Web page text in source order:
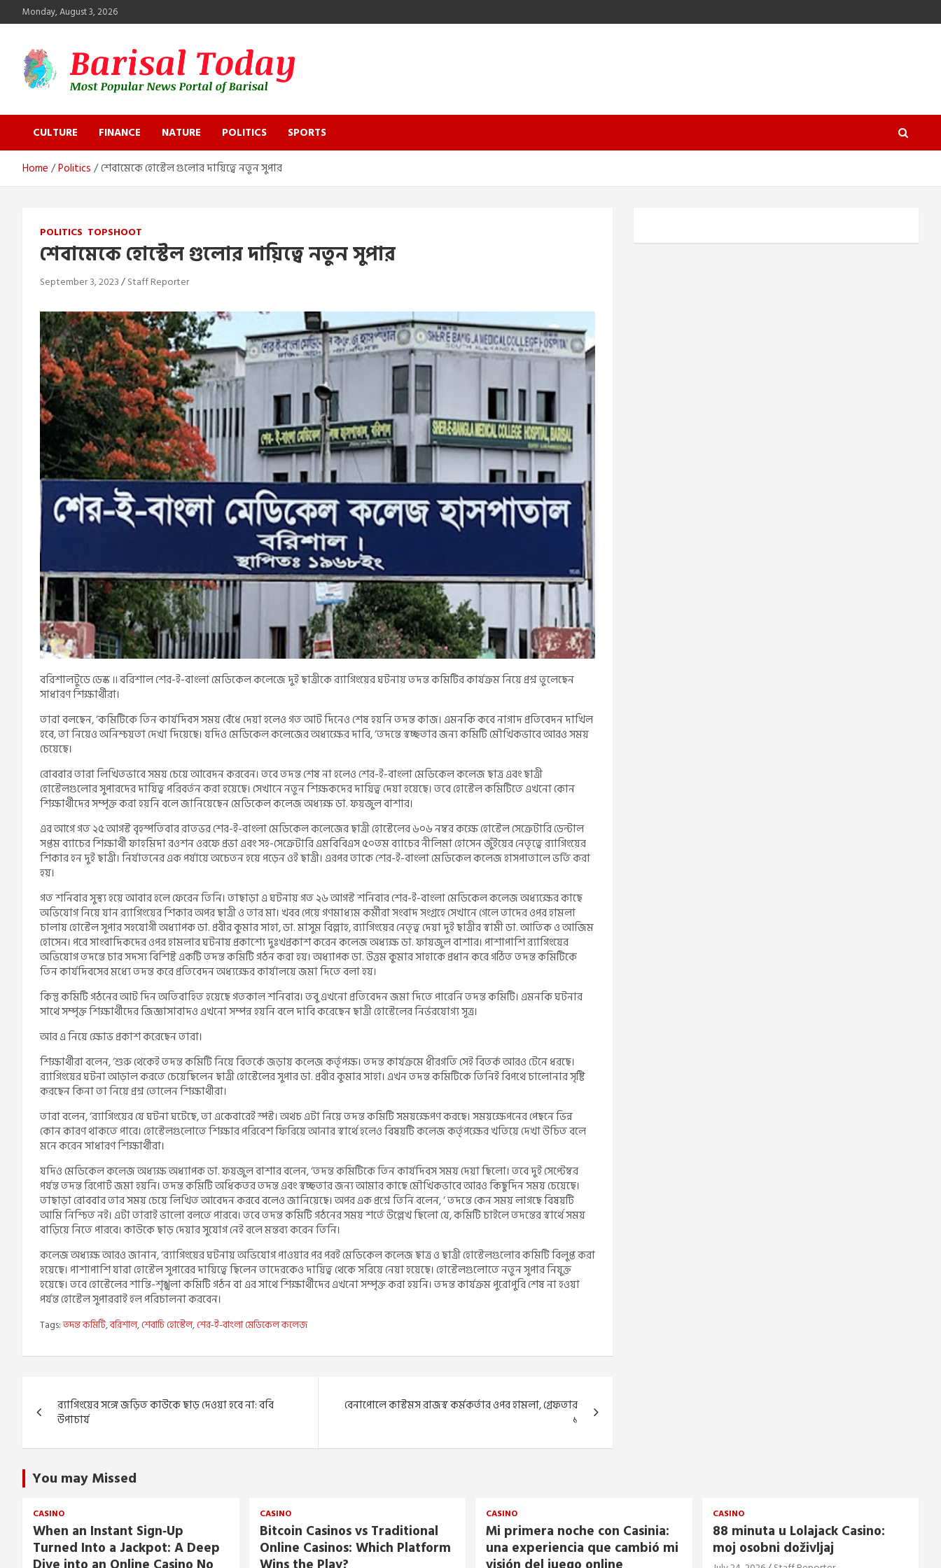
to
Monday, August 3, 2026
Barisal Today
CULTURE
FINANCE NATURE POLITICS SPORTS
Home Politics শেবামেকে হোস্টেল গুলোর দায়িত্বে নতুন সুপার
POLITICS TOPSHOOT
শেবামেকে হোস্টেল গুলোর দায়িত্বে নতুন সুপার
September 3, 2023 Staff Reporter
বরিশালটুডে ডেস্ক ॥ বরিশাল শের-ই-বাংলা মেডিকেল কলেজে দুই ছাত্রীকে র‌্যাগিংয়ের ঘটনায় তদন্ত কমিটির কার্যক্রম নিয়ে প্রশ্ন তুলেছেন
সাধারণ শিক্ষার্থীরা।
তারা বলছেন, ‘কমিটিকে তিন কার্যদিবস সময় বেঁধে দেয়া হলেও গত আট দিনেও শেষ হয়নি তদন্ত কাজ। এমনকি কবে নাগাদ প্রতিবেদন দাখিল
হবে, তা নিয়েও অনিশ্চয়তা দেখা দিয়েছে। যদিও মেডিকেল কলেজের অধ্যক্ষের দাবি, ‘তদন্তে স্বচ্ছতার জন্য কমিটি মৌখিকভাবে আরও সময়
চেয়েছে।
রোববার তারা লিখিতভাবে সময় চেয়ে আবেদন করবেন। তবে তদন্ত শেষ না হলেও শের-ই-বাংলা মেডিকেল কলেজ ছাত্র এবং ছাত্রী
হোস্টেলগুলোর সুপারদের দায়িত্ব পরিবর্তন করা হয়েছে। সেখানে নতুন শিক্ষকদের দায়িত্ব দেয়া হয়েছে। তবে হোস্টেল কমিটিতে এখনো কোন
শিক্ষার্থীদের সম্পৃক্ত করা হয়নি বলে জানিয়েছেন মেডিকেল কলেজ অধ্যক্ষ ডা. ফয়জুল বাশার।
এর আগে গত ২৫ আগস্ট বৃহস্পতিবার রাতভর শের-ই-বাংলা মেডিকেল কলেজের ছাত্রী হোস্টেলের ৬০৬ নম্বর কক্ষে হোস্টেল সেক্রেটারি ডেন্টাল
সপ্তম ব্যাচের শিক্ষার্থী ফাহমিদা রওশন ওরফে প্রভা এবং সহ-সেক্রেটারি এমবিবিএস ৫০তম ব্যাচের নীলিমা হোসেন জুঁইয়ের নেতৃত্বে র‌্যাগিংয়ের
শিকার হন দুই ছাত্রী। নির্যাতনের এক পর্যায়ে অচেতন হয়ে পড়েন ওই ছাত্রী। এরপর তাকে শের-ই-বাংলা মেডিকেল কলেজ হাসপাতালে ভর্তি করা
হয়।
গত শনিবার সুস্থ্য হয়ে আবার হলে ফেরেন তিনি। তাছাড়া এ ঘটনায় গত ২৬ আগস্ট শনিবার শের-ই-বাংলা মেডিকেল কলেজ অধ্যক্ষের কাছে
অভিযোগ নিয়ে যান র‌্যাগিংয়ের শিকার অপর ছাত্রী ও তার মা। খবর পেয়ে গণমাধ্যম কর্মীরা সংবাদ সংগ্রহে সেখানে গেলে তাদের ওপর হামলা
চালায় হোস্টেল সুপার সহযোগী অধ্যাপক ডা. প্রবীর কুমার সাহা, ডা. মাসুম বিল্লাহ, র‌্যাগিংয়ের নেতৃত্ব দেয়া দুই ছাত্রীর স্বামী ডা. আতিক ও আজিম
হোসেন। পরে সাংবাদিকদের ওপর হামলার ঘটনায় প্রকাশ্যে দুঃখপ্রকাশ করেন কলেজ অধ্যক্ষ ডা. ফায়জুল বাশার। পাশাপাশি র‌্যাগিংয়ের
অভিযোগ তদন্তে চার সদস্য বিশিষ্ট একটি তদন্ত কমিটি গঠন করা হয়। অধ্যাপক ডা. উত্তম কুমার সাহাকে প্রধান করে গঠিত তদন্ত কমিটিকে
তিন কার্যদিবসের মধ্যে তদন্ত করে প্রতিবেদন অধ্যক্ষের কার্যালয়ে জমা দিতে বলা হয়।
কিন্তু কমিটি গঠনের আট দিন অতিবাহিত হয়েছে গতকাল শনিবার। তবু এখনো প্রতিবেদন জমা দিতে পারেনি তদন্ত কমিটি। এমনকি ঘটনার
সাথে সম্পৃক্ত শিক্ষার্থীদের জিজ্ঞাসাবাদও এখনো সম্পন্ন হয়নি বলে দাবি করেছেন ছাত্রী হোস্টেলের নির্ভরযোগ্য সূত্র।
আর এ নিয়ে ক্ষোভ প্রকাশ করেছেন তারা।
শিক্ষার্থীরা বলেন, ‘শুরু থেকেই তদন্ত কমিটি নিয়ে বিতর্কে জড়ায় কলেজ কর্তৃপক্ষ। তদন্ত কার্যক্রমে ধীরগতি সেই বিতর্ক আরও টেনে ধরছে।
র‌্যাগিংয়ের ঘটনা আড়াল করতে চেয়েছিলেন ছাত্রী হোস্টেলের সুপার ডা. প্রবীর কুমার সাহা। এখন তদন্ত কমিটিকে তিনিই বিপথে চালোনার সৃষ্টি
করছেন কিনা তা নিয়ে প্রশ্ন তোলেন শিক্ষার্থীরা।
তারা বলেন, ‘র‌্যাগিংয়ের যে ঘটনা ঘটেছে, তা একেবারেই স্পস্ট। অথচ এটা নিয়ে তদন্ত কমিটি সময়ক্ষেপণ করছে। সময়ক্ষেপনের পেছনে ভিন্ন
কোন কারণ থাকতে পারে। হোস্টেলগুলোতে শিক্ষার পরিবেশ ফিরিয়ে আনার স্বার্থে হলেও বিষয়টি কলেজ কর্তৃপক্ষের খতিয়ে দেখা উচিত বলে
মনে করেন সাধারণ শিক্ষার্থীরা।
যদিও মেডিকেল কলেজ অধ্যক্ষ অধ্যাপক ডা. ফয়জুল বাশার বলেন, ‘তদন্ত কমিটিকে তিন কার্যদিবস সময় দেয়া ছিলো। তবে দুই সেপ্টেম্বর
পর্যন্ত তদন্ত রিপোর্ট জমা হয়নি। তদন্ত কমিটি অধিকতর তদন্ত এবং স্বচ্ছতার জন্য আমার কাছে মৌখিকভাবে আরও কিছুদিন সময় চেয়েছে।
তাছাড়া রোববার তার সময় চেয়ে লিখিত আবেদন করবে বলেও জানিয়েছে। অপর এক প্রশ্নে তিনি বলেন, ‘ তদন্তে কেন সময় লাগছে বিষয়টি
আমি নিশ্চিত নই। এটা তারাই ভালো বলতে পারবে। তবে তদন্ত কমিটি গঠনের সময় শর্তে উল্লেখ ছিলো যে, কমিটি চাইলে তদন্তের স্বার্থে সময়
বাড়িয়ে নিতে পারবে। কাউকে ছাড় দেয়ার সুযোগ নেই বলে মন্তব্য করেন তিনি।
কলেজ অধ্যক্ষ আরও জানান, ‘র‌্যাগিংয়ের ঘটনায় অভিযোগ পাওয়ার পর পরই মেডিকেল কলেজ ছাত্র ও ছাত্রী হোস্টেলগুলোর কমিটি বিলুপ্ত করা
হয়েছে। পাশাপাশি যারা হোস্টেল সুপারের দায়িত্বে ছিলেন তাদেরকেও দায়িত্ব থেকে সরিয়ে নেয়া হয়েছে। হোস্টেলগুলোতে নতুন সুপার নিযুক্ত
হয়েছে। তবে হোস্টেলের শান্তি-শৃঙ্খলা কমিটি গঠন বা এর সাথে শিক্ষার্থীদের এখনো সম্পৃক্ত করা হয়নি। তদন্ত কার্যক্রম পুরোপুরি শেষ না হওয়া
পর্যন্ত হোস্টেল সুপাররাই হল পরিচালনা করবেন।
Tags:তদন্ত কমিটি,বরিশাল,শেবাচি হোস্টেল,শের-ই-বাংলা মেডিকেল কলেজ
navigation
র‌্যাগিংয়ের সঙ্গে জড়িত কাউকে ছাড় দেওয়া হবে না: ববি
উপাচার্য
বেনাপোলে কাস্টমস রাজস্ব কর্মকর্তার ওপর হামলা, গ্রেফতার
১
You may Missed
CASINO
When an Instant Sign‑Up
Turned Into a Jackpot: A Deep
CASINO
Bitcoin Casinos vs Traditional
Online Casinos: Which Platform
CASINO
Mi primera noche con Casinia:
una experiencia que cambió mi
CASINO
88 minuta u Lolajack Casino:
moj osobni doživljaj